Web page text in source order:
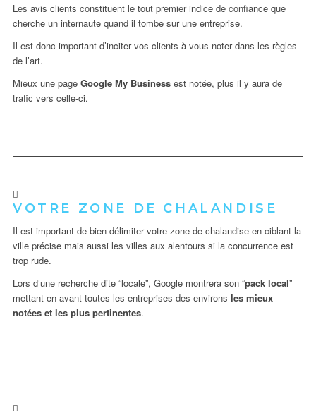
Les avis clients constituent le tout premier indice de confiance que
cherche un internaute quand il tombe sur une entreprise.
Il est donc important d’inciter vos clients à vous noter dans les règles
de l’art.
Mieux une page Google My Businessest notée, plus il y aura de
trafic vers celle-ci.
VOTRE ZONE DE CHALANDISE
Il est important de bien délimiter votre zone de chalandise en ciblant la
ville précise mais aussi les villes aux alentours si la concurrence est
trop rude.
Lors d’une recherche dite “locale”, Google montrera son “pack local”
mettant en avant toutes les entreprises des environs les mieux
notées et les plus pertinentes.